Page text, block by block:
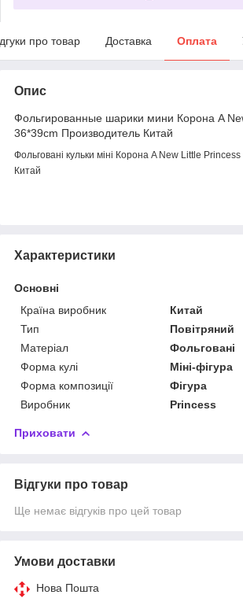
про товар Доставка Оплата
Опис
Фольгированные шарики мини Корона A
36*39cm Производитель Китай
Фольговані кульки міні Корона A New Little
Китай
Характеристики
Основні
Країна виробник
Китай
Тип
Повітряний
Матеріал
Фольговані
Форма кулі
Міні-фігура
Форма композиції
Фігура
Виробник
Princess
Приховати
Відгуки про товар
Ще немає відгуків про цей товар
Умови доставки
Нова Пошта